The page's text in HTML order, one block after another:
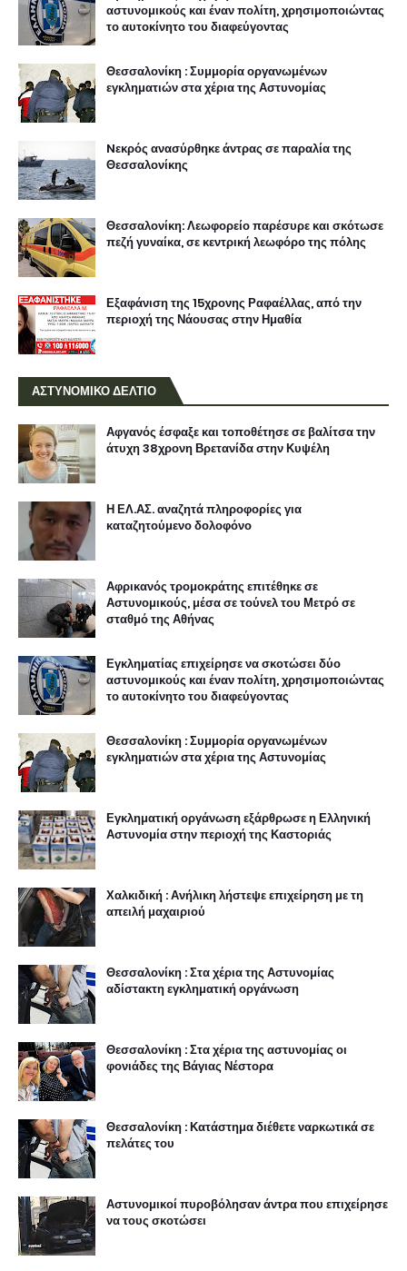
αστυνομικούς και έναν πολίτη, χρησιμοποιώντας
το αυτοκίνητο του διαφεύγοντας
Θεσσαλονίκη : Συμμορία οργανωμένων
εγκληματιών στα χέρια της Αστυνομίας
Nεκρός ανασύρθηκε άντρας σε παραλία της
Θεσσαλονίκης
Θεσσαλονίκη: Λεωφορείο παρέσυρε και σκότωσε
πεζή γυναίκα, σε κεντρική λεωφόρο της πόλης
Εξαφάνιση της 15χρονης Ραφαέλλας, από την
περιοχή της Νάουσας στην Ημαθία
ΑΣΤΥΝΟΜΙΚΟ ΔΕΛΤΙΟ
Αφγανός έσφαξε και τοποθέτησε σε βαλίτσα την
άτυχη 38χρονη Βρετανίδα στην Κυψέλη
Η ΕΛ.ΑΣ. αναζητά πληροφορίες για
καταζητούμενο δολοφόνο
Αφρικανός τρομοκράτης επιτέθηκε σε
Αστυνομικούς, μέσα σε τούνελ του Μετρό σε
σταθμό της Αθήνας
Εγκληματίας επιχείρησε να σκοτώσει δύο
αστυνομικούς και έναν πολίτη, χρησιμοποιώντας
το αυτοκίνητο του διαφεύγοντας
Θεσσαλονίκη : Συμμορία οργανωμένων
εγκληματιών στα χέρια της Αστυνομίας
Εγκληματική οργάνωση εξάρθρωσε η Ελληνική
Αστυνομία στην περιοχή της Καστοριάς
Χαλκιδική : Ανήλικη λήστεψε επιχείρηση με τη
απειλή μαχαιριού
Θεσσαλονίκη : Στα χέρια της Αστυνομίας
αδίστακτη εγκληματική οργάνωση
Θεσσαλονίκη : Στα χέρια της αστυνομίας οι
φονιάδες της Βάγιας Νέστορα
Θεσσαλονίκη : Κατάστημα διέθετε ναρκωτικά σε
πελάτες του
Αστυνομικοί πυροβόλησαν άντρα που επιχείρησε
να τους σκοτώσει